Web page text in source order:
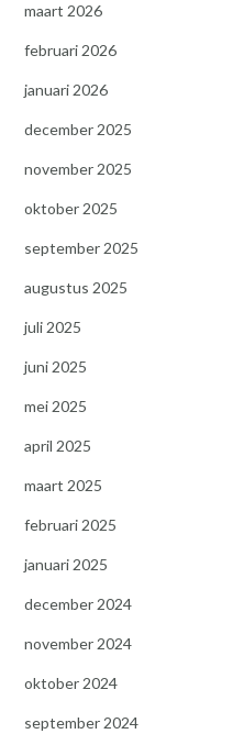
maart 2026
februari 2026
januari 2026
december 2025
november 2025
oktober 2025
september 2025
augustus 2025
juli 2025
juni 2025
mei 2025
april 2025
maart 2025
februari 2025
januari 2025
december 2024
november 2024
oktober 2024
september 2024